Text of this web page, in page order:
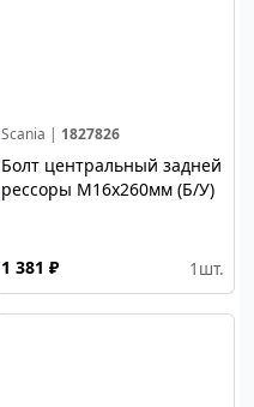
Scania | 1827826
Болт центральный задней
рессоры M16х260мм (Б/У)
1 381 ₽ 1 шт.